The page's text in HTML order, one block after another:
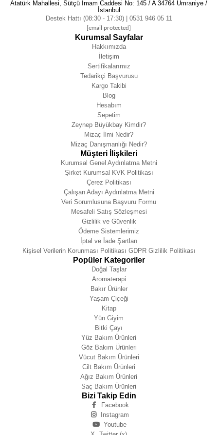
Atatürk Mahallesi, Sütçü İmam Caddesi No: 145 / A 34764 Ümraniye /
İstanbul
Destek Hattı (08:30 - 17:30) | 0531 946 05 11
[email protected]
Kurumsal Sayfalar
Hakkımızda
İletişim
Sertifikalarımız
Tedarikçi Başvurusu
Kargo Takibi
Blog
Hesabım
Sepetim
Zeynep Büyükbay Kimdir?
Mizaç İlmi Nedir?
Mizaç Danışmanlığı Nedir?
Müşteri İlişkileri
Kurumsal Genel Aydınlatma Metni
Şirket Kurumsal KVK Politikası
Çerez Politikası
Çalışan Adayı Aydınlatma Metni
Veri Sorumlusuna Başvuru Formu
Mesafeli Satış Sözleşmesi
Gizlilik ve Güvenlik
Ödeme Sistemlerimiz
İptal ve İade Şartları
Kişisel Verilerin Korunması Politikası GDPR Gizlilik Politikası
Popüler Kategoriler
Doğal Taşlar
Aromaterapi
Bakır Ürünler
Yaşam Çiçeği
Kitap
Yün Giyim
Bitki Çayı
Yüz Bakım Ürünleri
Göz Bakım Ürünleri
Vücut Bakım Ürünleri
Cilt Bakım Ürünleri
Ağız Bakım Ürünleri
Saç Bakım Ürünleri
Bizi Takip Edin
Facebook
Instagram
Youtube